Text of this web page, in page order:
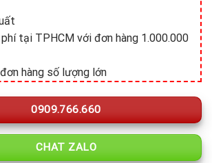
phí tại TPHCM với đơn hàng 1.000.000
hàng số lượng lớn
0909.766.660
CHAT ZALO